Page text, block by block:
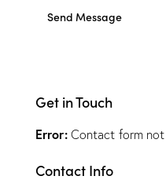
Send Message
Get in Touch
Error:Contact form not
Contact Info